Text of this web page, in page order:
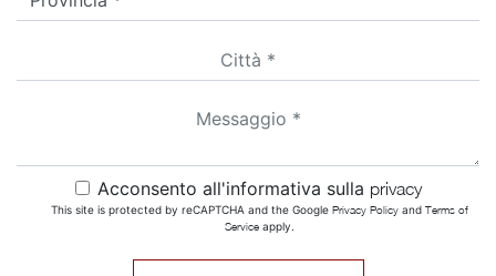
Acconsento all'informativa sulla privacy
This site is protected by reCAPTCHA and the Google Privacy Policyand Terms of
Serviceapply.